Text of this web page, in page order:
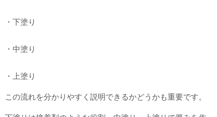
・下塗り
・中塗り
・上塗り
この流れを分かりやすく説明できるかどうかも重要です。